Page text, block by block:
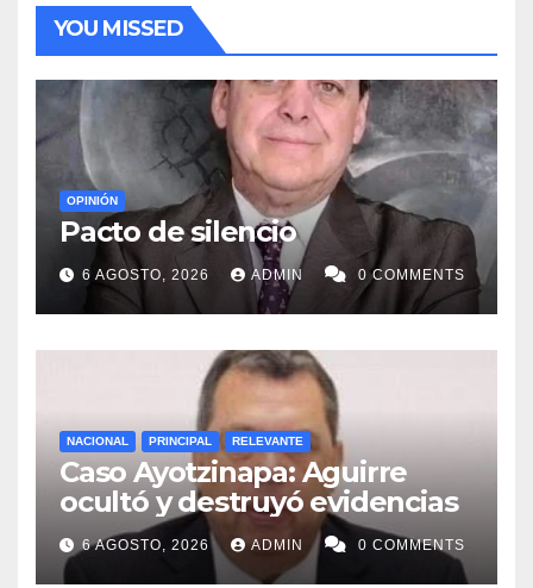
YOU MISSED
OPINIÓN
Pacto de silencio
6 AGOSTO, 2026 ADMIN 0 COMMENTS
NACIONAL PRINCIPAL RELEVANTE
Caso Ayotzinapa: Aguirre
ocultó y destruyó evidencias
6 AGOSTO, 2026 ADMIN 0 COMMENTS